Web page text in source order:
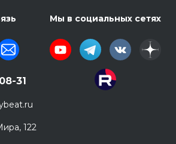
31
122
Мы в социальных сетях